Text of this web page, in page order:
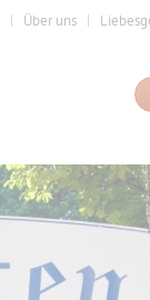
Über uns